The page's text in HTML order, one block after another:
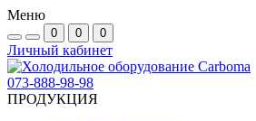
Меню
0 0 0
Личный кабинет
073-888-98-98
ПРОДУКЦИЯ